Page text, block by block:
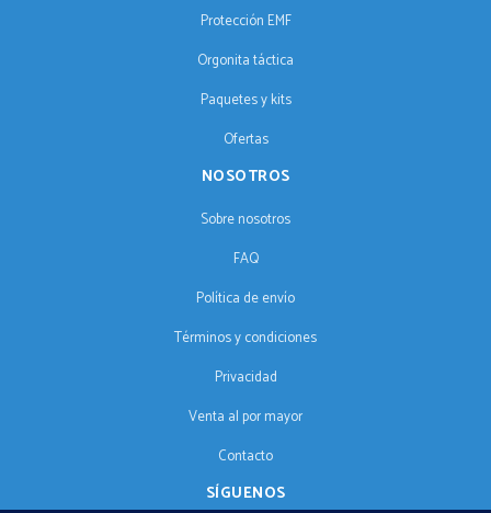
Protección EMF
Orgonita táctica
Paquetes y kits
Ofertas
NOSOTROS
Sobre nosotros
FAQ
Política de envío
Términos y condiciones
Privacidad
Venta al por mayor
Contacto
SÍGUENOS